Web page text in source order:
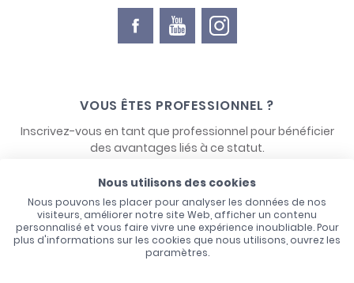
VOUS ÊTES PROFESSIONNEL ?
Inscrivez-vous en tant que professionnel pour bénéficier
des avantages liés à ce statut.
Nous utilisons des cookies
Nous pouvons les placer pour analyser les données de nos
visiteurs, améliorer notre site Web, afficher un contenu
personnalisé et vous faire vivre une expérience inoubliable. Pour
plus d'informations sur les cookies que nous utilisons, ouvrez les
paramètres.